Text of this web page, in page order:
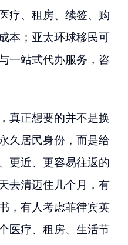
疗、租房、续签、购
本；亚太环球移民可
一站式代办服务，咨
真正想要的并不是换
久居民身份，而是给
更近、更容易往返的
去清迈住几个月，有
，有人考虑菲律宾英
医疗、租房、生活节